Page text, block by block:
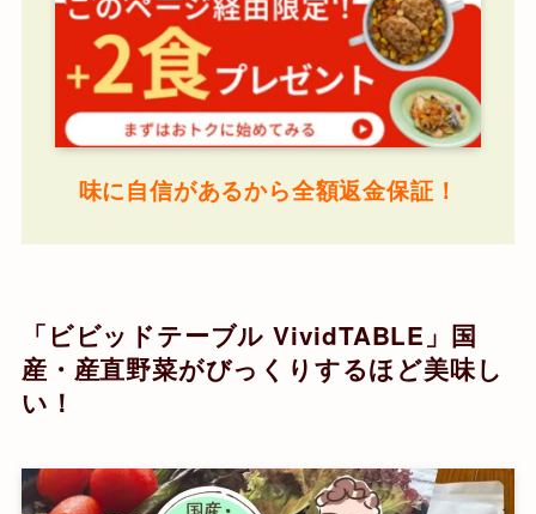
味に自信があるから全額返金保証！
「ビビッドテーブル VividTABLE」国
産・産直野菜がびっくりするほど美味し
い！